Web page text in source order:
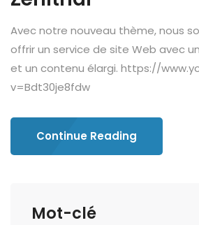
Avec notre nouveau thème, nous
offrir un service de site Web avec
et un contenu élargi. https://
v=Bdt30je8fdw
Continue Reading
Mot-clé